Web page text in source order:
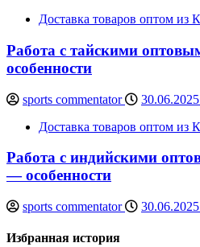
Доставка товаров оптом из
Работа с тайскими
особенности
sports commentator 30.06.2025
Доставка товаров оптом из
Работа с индийскими
— особенности
sports commentator 30.06.2025
Избранная история